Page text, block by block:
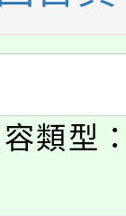
結果(
度第
結果(
學推廣
分析基
入校路
類型